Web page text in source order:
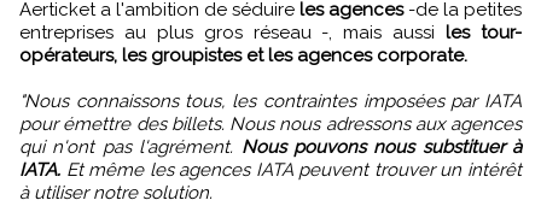
Aerticket a l'ambition de séduire les agences-de la petites
entreprises au plus gros réseau -, mais aussiles tour-
opérateurs, les groupistes et les agences corporate.
"Nous connaissons tous, les contraintes imposées par IATA
pour émettre des billets. Nous nous adressons aux agences
qui n'ont pas l'agrément. Nous pouvons nous substituer à
IATA. Et même les agences IATA peuvent trouver un intérêt
à utiliser notre solution.